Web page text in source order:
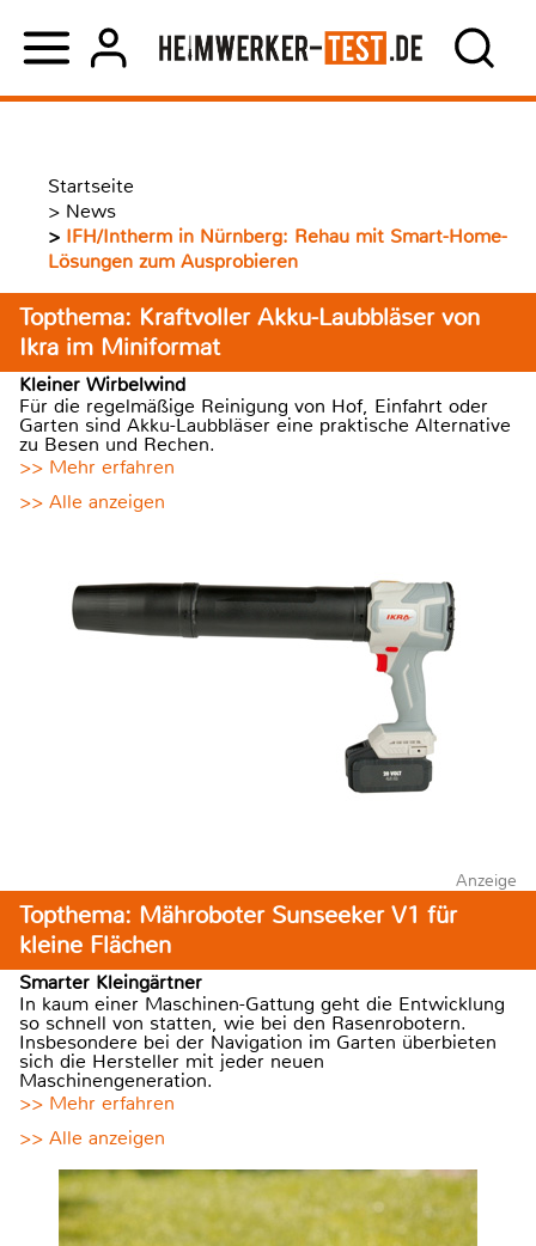
Startseite
> News
> IFH/Intherm in Nürnberg: Rehau mit Smart-Home-
Lösungen zum Ausprobieren
Topthema: Kraftvoller Akku-Laubbläser von
Ikra im Miniformat
Kleiner Wirbelwind
Für die regelmäßige Reinigung von Hof, Einfahrt oder
Garten sind Akku-Laubbläser eine praktische Alternative
zu Besen und Rechen.
>> Mehr erfahren
>> Alle anzeigen
Anzeige
Topthema: Mähroboter Sunseeker V1 für
kleine Flächen
Smarter Kleingärtner
In kaum einer Maschinen-Gattung geht die Entwicklung
so schnell von statten, wie bei den Rasenrobotern.
Insbesondere bei der Navigation im Garten überbieten
sich die Hersteller mit jeder neuen
Maschinengeneration.
>> Mehr erfahren
>> Alle anzeigen